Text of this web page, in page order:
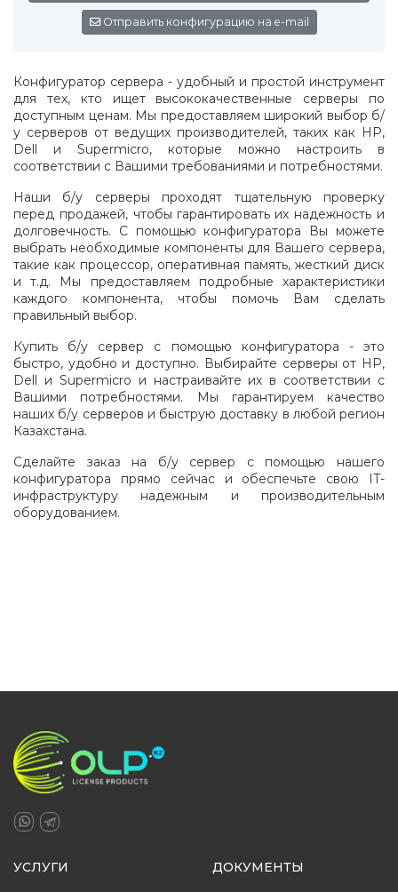
Отправить конфигурацию на e-mail
Конфигуратор сервера - удобный и простой инструмент
для тех, кто ищет высококачественные серверы по
доступным ценам. Мы предоставляем широкий выбор б/
у серверов от ведущих производителей, таких как HP,
Dell и Supermicro, которые можно настроить в
соответствии с Вашими требованиями и потребностями.
Наши б/у серверы проходят тщательную проверку
перед продажей, чтобы гарантировать их надежность и
долговечность. С помощью конфигуратора Вы можете
выбрать необходимые компоненты для Вашего сервера,
такие как процессор, оперативная память, жесткий диск
и т.д. Мы предоставляем подробные характеристики
каждого компонента, чтобы помочь Вам сделать
правильный выбор.
Купить б/у сервер с помощью конфигуратора - это
быстро, удобно и доступно. Выбирайте серверы от HP,
Dell и Supermicro и настраивайте их в соответствии с
Вашими потребностями. Мы гарантируем качество
наших б/у серверов и быструю доставку в любой регион
Казахстана.
Сделайте заказ на б/у сервер с помощью нашего
конфигуратора прямо сейчас и обеспечьте свою IT-
инфраструктуру надежным и производительным
оборудованием.
УСЛУГИ ДОКУМЕНТЫ